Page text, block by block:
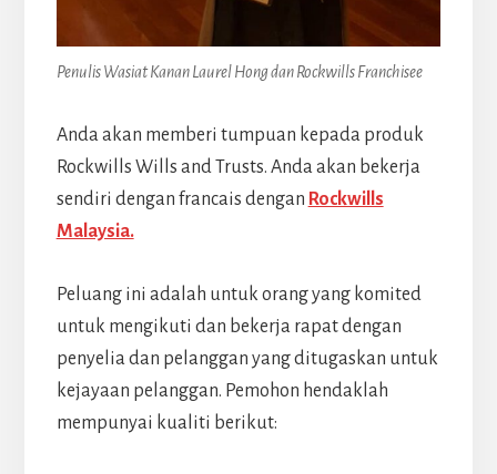
Penulis Wasiat Kanan Laurel Hong dan Rockwills Franchisee
Anda akan memberi tumpuan kepada produk
Rockwills Wills and Trusts. Anda akan bekerja
sendiri dengan francais dengan Rockwills
Malaysia.
Peluang ini adalah untuk orang yang komited
untuk mengikuti dan bekerja rapat dengan
penyelia dan pelanggan yang ditugaskan untuk
kejayaan pelanggan. Pemohon hendaklah
mempunyai kualiti berikut: